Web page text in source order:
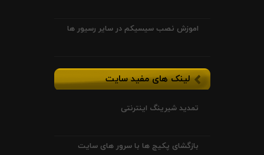
اموزش نصب سیسیکم در سایر رسیور ها
لینک های مفید سایت
تمدید شیرینگ اینترنتی
بازگشای پکیج ها با سرور های سایت